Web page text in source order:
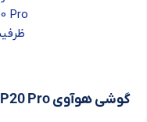
گوشی هوآوی P20 Pro با رم 6GB _ حافظه داخلی 128GB